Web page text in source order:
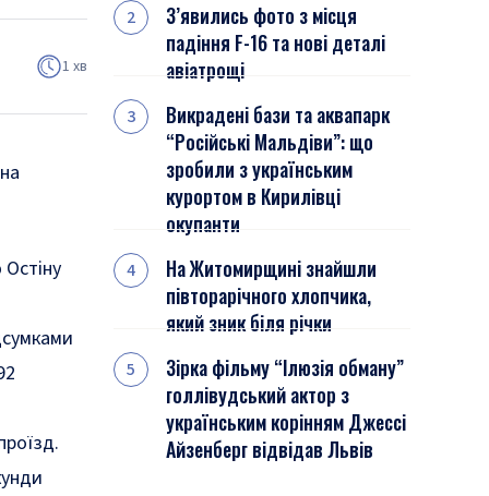
1 хв
З’явились фото з місця
падіння F-16 та нові деталі
авіатрощі
Викрадені бази та аквапарк
“Російські Мальдіви”: що
зробили з українським
курортом в Кирилівці
окупанти
На Житомирщині знайшли
півторарічного хлопчика,
який зник біля річки
Зірка фільму “Ілюзія обману”
голлівудський актор з
українським корінням Джессі
Айзенберг відвідав Львів